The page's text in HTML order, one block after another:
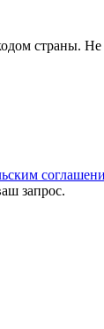
страны. Не
запрос.